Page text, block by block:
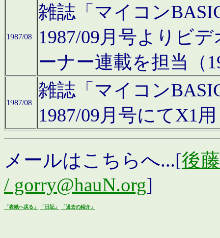
1987/08
雑誌「マイコン
1987/09月号よりビ
ーナー連載を担当（
1987/08
雑誌「マイコン
1987/09月号にてX1
メールはこちらへ...[後
/ gorry@hauN.org]
「表紙へ戻る」 「日記」 「過去の紹介」